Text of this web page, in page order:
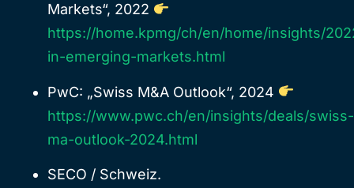
Markets“, 2022
https://home.kpmg/ch/en/home/insights/
in-emerging-markets.html
PwC: „Swiss M&A Outlook“, 2024
https://www.pwc.ch/en/insights/deals/swiss-
ma-outlook-2024.html
SECO / Schweiz.